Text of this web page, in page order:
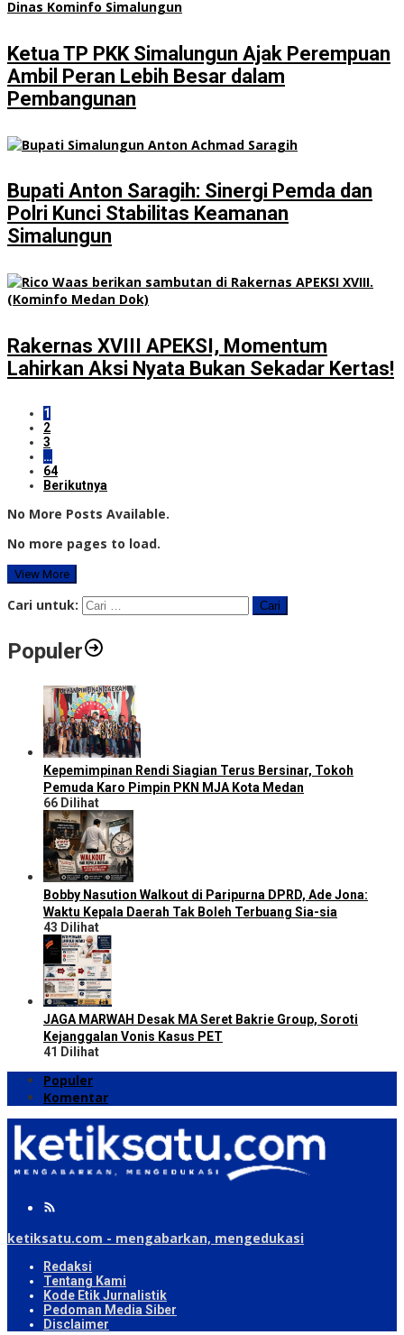
Ketua TP PKK Simalungun Ajak Perempuan
Ambil Peran Lebih Besar dalam
Pembangunan
Bupati Anton Saragih: Sinergi Pemda dan
Polri Kunci Stabilitas Keamanan
Simalungun
Rakernas XVIII APEKSI, Momentum
Lahirkan Aksi Nyata Bukan Sekadar Kertas!
1
2
3
…
64
Berikutnya
No More Posts Available.
No more pages to load.
View More
Cari untuk:
Populer
Kepemimpinan Rendi Siagian Terus Bersinar, Tokoh
Pemuda Karo Pimpin PKN MJA Kota Medan
66 Dilihat
Bobby Nasution Walkout di Paripurna DPRD, Ade Jona:
Waktu Kepala Daerah Tak Boleh Terbuang Sia-sia
43 Dilihat
JAGA MARWAH Desak MA Seret Bakrie Group, Soroti
Kejanggalan Vonis Kasus PET
41 Dilihat
Populer
Komentar
ketiksatu.com - mengabarkan, mengedukasi
Redaksi
Tentang Kami
Kode Etik Jurnalistik
Pedoman Media Siber
Disclaimer